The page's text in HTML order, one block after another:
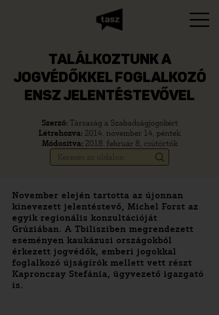
TALÁLKOZTUNK A
JOGVÉDŐKKEL FOGLALKOZÓ
ENSZ JELENTÉSTEVŐVEL
Szerző: Társaság a Szabadságjogokért
Létrehozva: 2014. november 14, péntek
Módosítva: 2018. február 8, csütörtök
November elején tartotta az újonnan
kinevezett jelentéstevő, Michel Forst az
egyik regionális konzultációját
Grúziában. A Tbilisziben megrendezett
eseményen kaukázusi országokból
érkezett jogvédők, emberi jogokkal
foglalkozó újságírók mellett vett részt
Kapronczay Stefánia, ügyvezető igazgató
is.